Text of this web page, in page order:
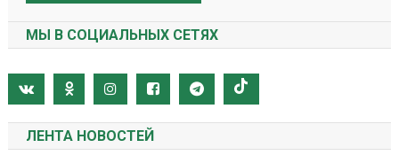
МЫ В СОЦИАЛЬНЫХ СЕТЯХ
ЛЕНТА НОВОСТЕЙ